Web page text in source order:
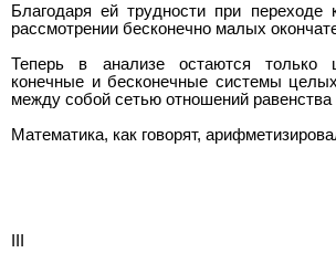
Благодаря ей трудности при
рассмотрении бесконечно малых
Теперь в анализе остаются
конечные и бесконечные системы
между собой сетью отношений равенства
Математика, как говорят,